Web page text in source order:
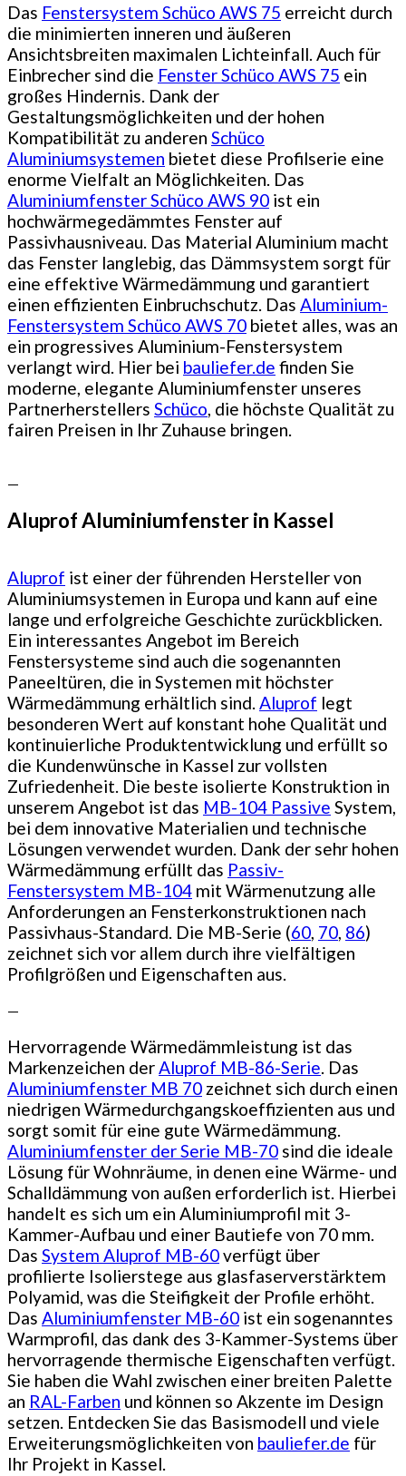
Das Fenstersystem Schüco AWS 75 erreicht durch
die minimierten inneren und äußeren
Ansichtsbreiten maximalen Lichteinfall. Auch für
Einbrecher sind die Fenster Schüco AWS 75 ein
großes Hindernis. Dank der
Gestaltungsmöglichkeiten und der hohen
Kompatibilität zu anderen Schüco
Aluminiumsystemen bietet diese Profilserie eine
enorme Vielfalt an Möglichkeiten. Das
Aluminiumfenster Schüco AWS 90 ist ein
hochwärmegedämmtes Fenster auf
Passivhausniveau. Das Material Aluminium macht
das Fenster langlebig, das Dämmsystem sorgt für
eine effektive Wärmedämmung und garantiert
einen effizienten Einbruchschutz. Das Aluminium-
Fenstersystem Schüco AWS 70 bietet alles, was an
ein progressives Aluminium-Fenstersystem
verlangt wird. Hier bei bauliefer.de finden Sie
moderne, elegante Aluminiumfenster unseres
Partnerherstellers Schüco, die höchste Qualität zu
fairen Preisen in Ihr Zuhause bringen.
—
Aluprof Aluminiumfenster in Kassel
Aluprof ist einer der führenden Hersteller von
Aluminiumsystemen in Europa und kann auf eine
lange und erfolgreiche Geschichte zurückblicken.
Ein interessantes Angebot im Bereich
Fenstersysteme sind auch die sogenannten
Paneeltüren, die in Systemen mit höchster
Wärmedämmung erhältlich sind.Aluprof legt
besonderen Wert auf konstant hohe Qualität und
kontinuierliche Produktentwicklung und erfüllt so
die Kundenwünsche in Kassel zur vollsten
Zufriedenheit. Die beste isolierte Konstruktion in
unserem Angebot ist das MB-104 Passive System,
bei dem innovative Materialien und technische
Lösungen verwendet wurden. Dank der sehr hohen
Wärmedämmung erfüllt das Passiv-
Fenstersystem MB-104 mit Wärmenutzung alle
Anforderungen an Fensterkonstruktionen nach
Passivhaus-Standard. Die MB-Serie (60, 70, 86)
zeichnet sich vor allem durch ihre vielfältigen
Profilgrößen und Eigenschaften aus.
—
Hervorragende Wärmedämmleistung ist das
Markenzeichen derAluprof MB-86-Serie. Das
Aluminiumfenster MB 70 zeichnet sich durch einen
niedrigen Wärmedurchgangskoeffizienten aus und
sorgt somit für eine gute Wärmedämmung.
Aluminiumfenster der Serie MB-70 sind die ideale
Lösung für Wohnräume, in denen eine Wärme- und
Schalldämmung von außen erforderlich ist. Hierbei
handelt es sich um ein Aluminiumprofil mit 3-
Kammer-Aufbau und einer Bautiefe von 70 mm.
Das System Aluprof MB-60verfügt über
profilierte Isolierstege aus glasfaserverstärktem
Polyamid, was die Steifigkeit der Profile erhöht.
Das Aluminiumfenster MB-60 ist ein sogenanntes
Warmprofil, das dank des 3-Kammer-Systems über
hervorragende thermische Eigenschaften verfügt.
Sie haben die Wahl zwischen einer breiten Palette
an RAL-Farben und können so Akzente im Design
setzen. Entdecken Sie das Basismodell und viele
Erweiterungsmöglichkeiten von bauliefer.de für
Ihr Projekt in Kassel.